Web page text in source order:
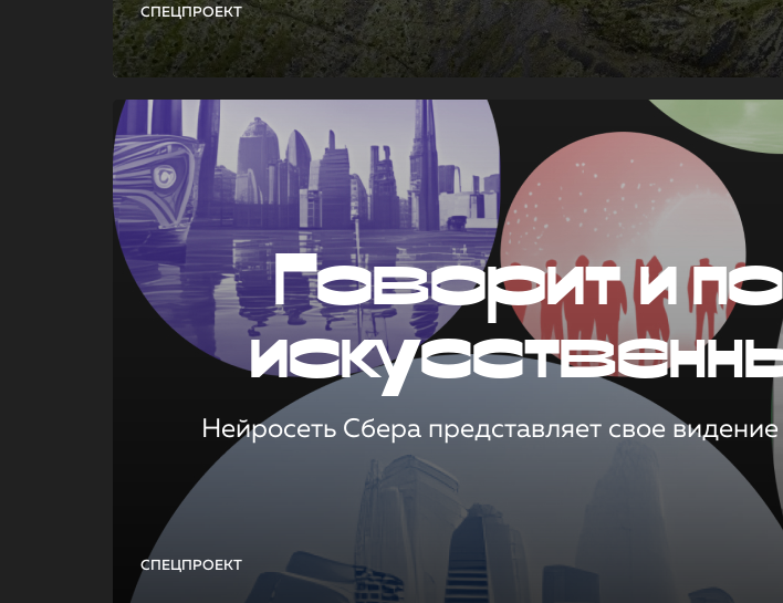
СПЕЦПРОЕКТ
СПЕЦПРОЕКТ
Говорит и
Нейросеть Сбера представляет свое